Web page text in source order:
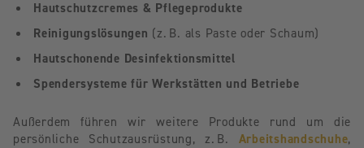
Hautschutzcremes & Pflegeprodukte
Reinigungslösungen (z. B. als Paste oder Schaum)
Hautschonende Desinfektionsmittel
Spendersysteme für Werkstätten und Betriebe
Außerdem führen wir weitere Produkte rund um die
persönliche Schutzausrüstung, z. B. Arbeitshandschuhe,